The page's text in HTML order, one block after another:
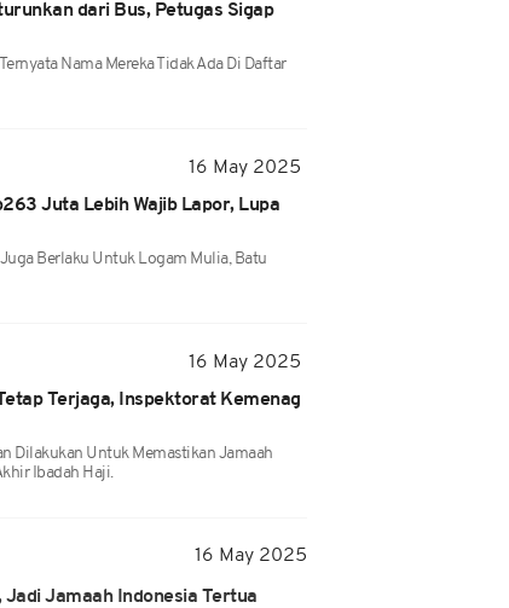
dari Bus, Petugas Sigap
Nama Mereka Tidak Ada Di Daftar
16 May 2025
Juta Lebih Wajib Lapor, Lupa
Berlaku Untuk Logam Mulia, Batu
16 May 2025
Terjaga, Inspektorat Kemenag
Dilakukan Untuk Memastikan Jamaah
Ibadah Haji.
16 May 2025
Jadi Jamaah Indonesia Tertua